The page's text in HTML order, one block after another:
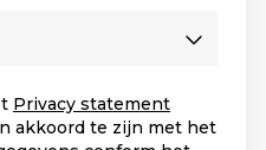
Privacy statement
akkoord te zijn met het